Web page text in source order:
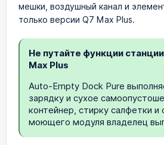
мешки, воздушный канал и
только версии Q7 Max Plus.
Не путайте функции
Max Plus
Auto-Empty Dock Pure
зарядку и сухое
контейнер, стирку салфетки и
моющего модуля владелец